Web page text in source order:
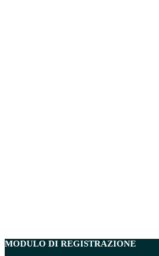
MODULO DI REGISTRAZIONE